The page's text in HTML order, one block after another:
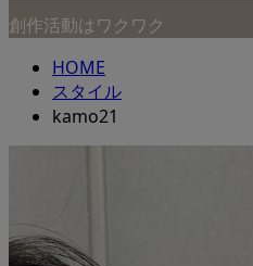
創作活動はワクワク
HOME
スタイル
kamo21